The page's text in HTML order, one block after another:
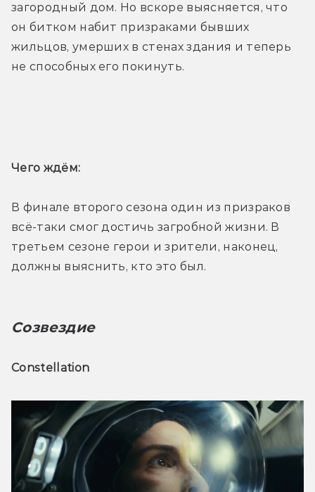
загородный дом. Но вскоре выясняется, что
он битком набит призраками бывших
жильцов, умерших в стенах здания и теперь
не способных его покинуть.
Чего ждём:
В финале второго сезона один из призраков
всё-таки смог достичь загробной жизни. В
третьем сезоне герои и зрители, наконец,
должны выяснить, кто это был.
Созвездие
Constellation